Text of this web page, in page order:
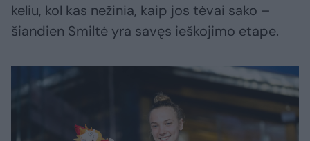
keliu, kol kas nežinia, kaip jos tėvai sako –
šiandien Smiltė yra savęs ieškojimo etape.